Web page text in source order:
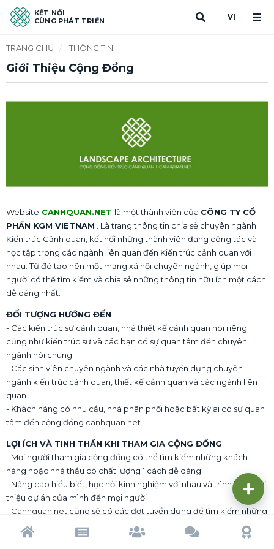
KẾT NỐI
CÙNG PHÁT TRIỂN
VI
TRANG CHỦ / THÔNG TIN
Giới Thiệu Cộng Đồng
Website CANHQUAN.NET là một thành viên của CÔNG TY CỔ
PHẦN KGM VIETNAM . Là trang thông tin chia sẻ chuyên ngành
Kiến trúc Cảnh quan, kết nối những thành viên đang công tác và
học tập trong các ngành liên quan đến Kiến trúc cảnh quan với
nhau. Từ đó tạo nên một mạng xã hội chuyên ngành, giúp mọi
người có thể tìm kiếm và chia sẻ những thông tin hữu ích một cách
dễ dàng nhất.
ĐỐI TƯỢNG HƯỚNG ĐẾN
- Các kiến trúc sư cảnh quan, nhà thiết kế cảnh quan nói riêng
cũng như kiến trúc sư và các bạn có sự quan tâm đến chuyên
ngành nói chung.
- Các sinh viên chuyên ngành và các nhà tuyển dụng chuyên
ngành kiến trúc cảnh quan, thiết kế cảnh quan và các ngành liên
quan.
- Khách hàng có nhu cầu, nhà phân phối hoặc bất kỳ ai có sự quan
tâm đến cộng đồng canhquan.net
LỢI ÍCH VÀ TINH THẦN KHI THAM GIA CỘNG ĐỒNG
- Mọi người tham gia cộng đồng có thể tìm kiếm những khách
hàng hoặc nhà thầu có chất lượng 1 cách dễ dàng.
- Nâng cao hiểu biết, học hỏi kinh nghiệm với nhau và trình bày, giới
thiệu dự án của mình đến mọi người
- Canhquan.net cũng sẽ có các đợt tuyển dụng để tìm kiếm những
partner để cùng thực hiện những dự án của công ty từ lớn đến
nhỏ. Bên cạnh đó, ban quản lý sẽ cố gắng tạo cho các bạn những
Trang chủ Tạp chí Cộng đồng Cố vấn Dấu ấn